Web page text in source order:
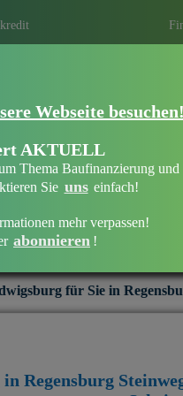
bei Baufi
Beratung die
in Ihrer Region
Steinweg: +++
Webseite besuchen!
AKTUELL
Thema Baufinanzierung und
Sie uns einfach!
mehr verpassen!
abonnieren !
Regensburg